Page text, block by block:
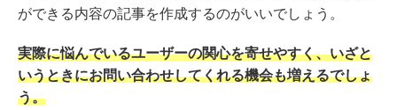
ができる内容の記事を作成するのがいいでしょう。
実際に悩んでいるユーザーの関心を寄せやすく、いざと
いうときにお問い合わせしてくれる機会も増えるでしょ
う。